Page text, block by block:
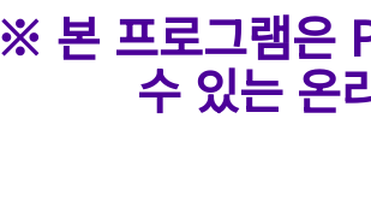
※ 본 프로그램은
수 있는 온